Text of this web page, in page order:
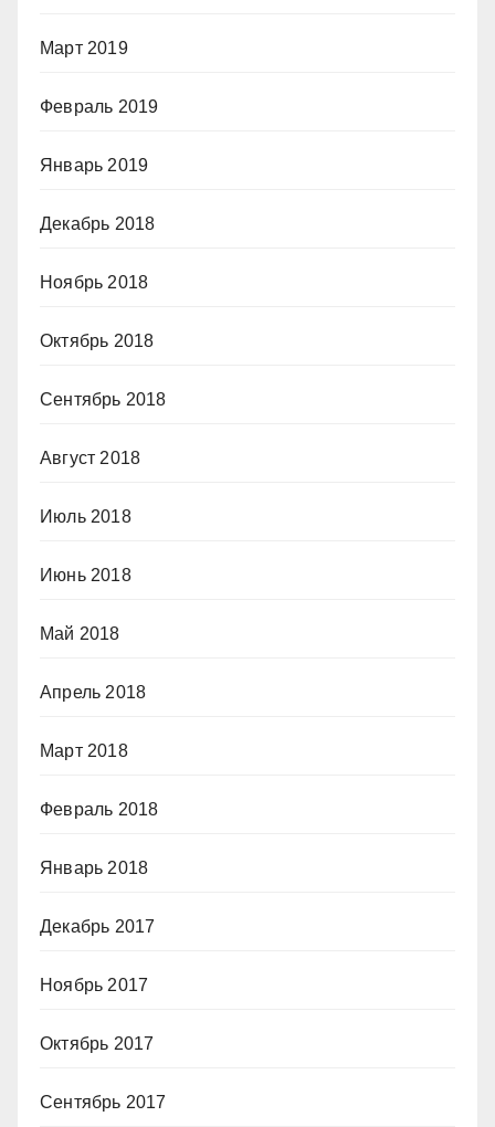
Март 2019
Февраль 2019
Январь 2019
Декабрь 2018
Ноябрь 2018
Октябрь 2018
Сентябрь 2018
Август 2018
Июль 2018
Июнь 2018
Май 2018
Апрель 2018
Март 2018
Февраль 2018
Январь 2018
Декабрь 2017
Ноябрь 2017
Октябрь 2017
Сентябрь 2017